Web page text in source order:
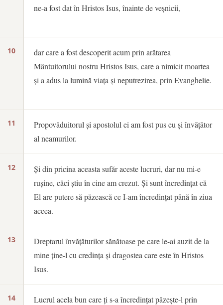
10
11
12
13
14
ne-a fost dat în Hristos Isus, înainte de veșnicii,
dar care a fost descoperit acum prin arătarea
Mântuitorului nostru Hristos Isus, care a nimicit moartea
și a adus la lumină viața și neputrezirea, prin Evanghelie.
Propovăduitorul și apostolul ei am fost pus eu și învățător
al neamurilor.
Și din pricina aceasta sufăr aceste lucruri, dar nu mi-e
rușine, căci știu în cine am crezut. Și sunt încredințat că
El are putere să păzească ce I-am încredințat până în ziua
aceea.
Dreptarul învățăturilor sănătoase pe care le-ai auzit de la
mine ține-l cu credința și dragostea care este în Hristos
Isus.
Lucrul acela bun care ți s-a încredințat păzește-l prin